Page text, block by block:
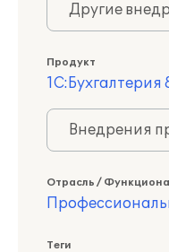
Другие
Продукт
1С:Бухгалтерия
Внедрения
Отрасль /
Теги